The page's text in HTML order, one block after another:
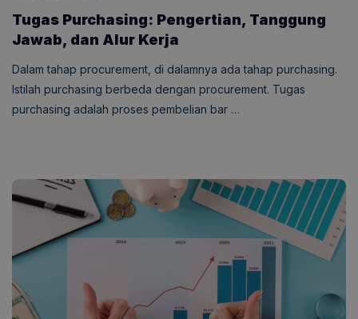
Tugas Purchasing: Pengertian, Tanggung
Jawab, dan Alur Kerja
Dalam tahap procurement, di dalamnya ada tahap purchasing.
Istilah purchasing berbeda dengan procurement. Tugas
purchasing adalah proses pembelian bar …